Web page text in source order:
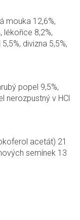
mouka 12,6%,
lékořice 8,2%,
divizna 5,5%,
popel 9,5%,
nerozpustný v HCl
acetát) 21
semínek 13